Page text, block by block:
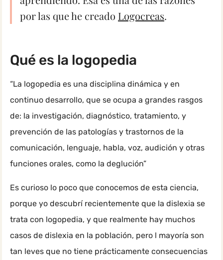
por las que he creado Logocreas.
Qué es la logopedia
“La logopedia es una disciplina dinámica y en
continuo desarrollo, que se ocupa a grandes rasgos
de: la investigación, diagnóstico, tratamiento, y
prevención de las patologías y trastornos de la
comunicación, lenguaje, habla, voz, audición y otras
funciones orales, como la deglución”
Es curioso lo poco que conocemos de esta ciencia,
porque yo descubrí recientemente que la dislexia se
trata con logopedia, y que realmente hay muchos
casos de dislexia en la población, pero l mayoría son
tan leves que no tiene prácticamente consecuencias